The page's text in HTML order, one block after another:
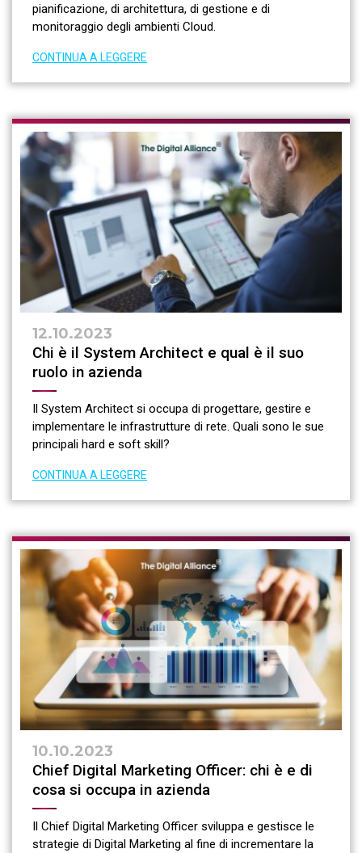
pianificazione, di architettura, di gestione e di
monitoraggio degli ambienti Cloud.
CONTINUA A LEGGERE
12.10.2023
Chi è il System Architect e qual è il suo
ruolo in azienda
Il System Architect si occupa di progettare, gestire e
implementare le infrastrutture di rete. Quali sono le sue
principali hard e soft skill?
CONTINUA A LEGGERE
10.10.2023
Chief Digital Marketing Officer: chi è e di
cosa si occupa in azienda
Il Chief Digital Marketing Officer sviluppa e gestisce le
strategie di Digital Marketing al fine di incrementare la